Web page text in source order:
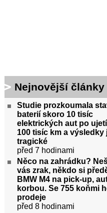
Nejnovější články
Studie prozkoumala
baterií skoro 10 tisíc
elektrických aut po ujetí
100 tisíc km a
tragické
před 7 hodinami
Něco na zahrádku?
vás zrak, někdo si
BMW M4 na pick-up,
korbou. Se 755 koňmi
prodeje
před 8 hodinami